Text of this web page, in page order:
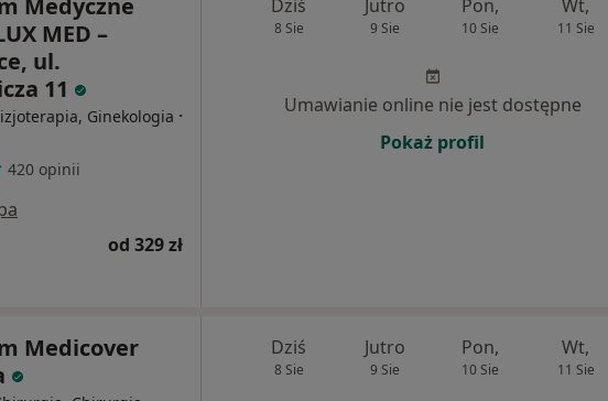
Medyczne
MED –
ul.
11
Ginekologia ·
420 opinii
od 329 zł
Dziś
8 Sie
Jutro
9 Sie
Pon,
10 Sie
Wt,
11 Sie
Umawianie online nie jest dostępne
Pokaż profil
Medicover
Dziś
8 Sie
Jutro
9 Sie
Pon,
10 Sie
Wt,
11 Sie